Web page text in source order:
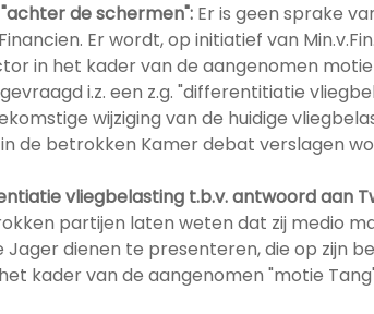
de schermen": Er is geen sprake
Er wordt, op initiatief van
in het kader van de aangenomen
i.z. een z.g. "differentitiatie
wijziging van de huidige
de betrokken Kamer debat verslagen
vliegbelasting t.b.v. antwoord aan
partijen laten weten dat zij medio
Jager dienen te presenteren, die op zijn
kader van de aangenomen "motie